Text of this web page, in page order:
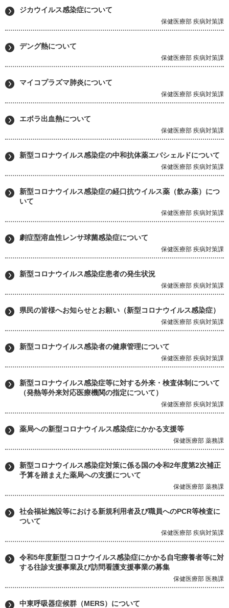
ジカウイルス感染症について
保健医療部 疾病対策課
デング熱について
保健医療部 疾病対策課
マイコプラズマ肺炎について
保健医療部 疾病対策課
エボラ出血熱について
保健医療部 疾病対策課
新型コロナウイルス感染症の中和抗体薬エバシェルドについて
保健医療部 疾病対策課
新型コロナウイルス感染症の経口抗ウイルス薬（飲み薬）につ
いて
保健医療部 疾病対策課
劇症型溶血性レンサ球菌感染症について
保健医療部 疾病対策課
新型コロナウイルス感染症患者の発生状況
保健医療部 疾病対策課
県民の皆様へお知らせとお願い（新型コロナウイルス感染症）
保健医療部 疾病対策課
新型コロナウイルス感染者の健康管理について
保健医療部 疾病対策課
新型コロナウイルス感染症等に対する外来・検査体制について
（発熱等外来対応医療機関の指定について）
保健医療部 疾病対策課
薬局への新型コロナウイルス感染症にかかる支援等
保健医療部 薬務課
新型コロナウイルス感染症対策に係る国の令和2年度第2次補正
予算を踏まえた薬局への支援について
保健医療部 薬務課
社会福祉施設等における新規利用者及び職員へのPCR等検査に
ついて
保健医療部 疾病対策課
令和5年度新型コロナウイルス感染症にかかる自宅療養者等に対
する往診支援事業及び訪問看護支援事業の募集
保健医療部 医務課
中東呼吸器症候群（MERS）について